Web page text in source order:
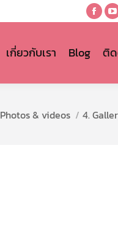
new
เกี่ยวกับเรา Blog ติด
Photos & videos 4.